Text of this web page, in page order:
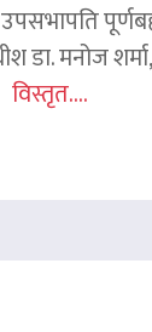
मनोज
विस्तृत....